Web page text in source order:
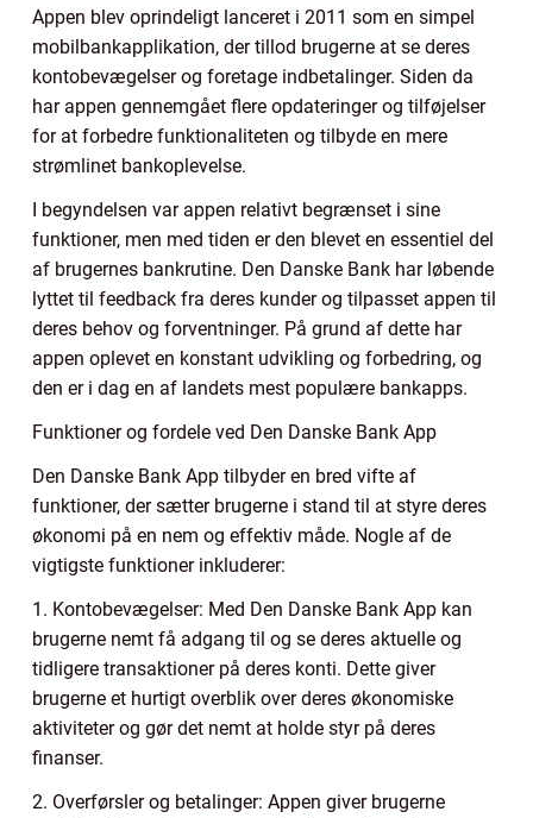
Appen blev oprindeligt lanceret i 2011 som en simpel
mobilbankapplikation, der tillod brugerne at se deres
kontobevægelser og foretage indbetalinger. Siden da
har appen gennemgået flere opdateringer og tilføjelser
for at forbedre funktionaliteten og tilbyde en mere
strømlinet bankoplevelse.
I begyndelsen var appen relativt begrænset i sine
funktioner, men med tiden er den blevet en essentiel del
af brugernes bankrutine. Den Danske Bank har løbende
lyttet til feedback fra deres kunder og tilpasset appen til
deres behov og forventninger. På grund af dette har
appen oplevet en konstant udvikling og forbedring, og
den er i dag en af landets mest populære bankapps.
Funktioner og fordele ved Den Danske Bank App
Den Danske Bank App tilbyder en bred vifte af
funktioner, der sætter brugerne i stand til at styre deres
økonomi på en nem og effektiv måde. Nogle af de
vigtigste funktioner inkluderer:
1. Kontobevægelser: Med Den Danske Bank App kan
brugerne nemt få adgang til og se deres aktuelle og
tidligere transaktioner på deres konti. Dette giver
brugerne et hurtigt overblik over deres økonomiske
aktiviteter og gør det nemt at holde styr på deres
finanser.
2. Overførsler og betalinger: Appen giver brugerne